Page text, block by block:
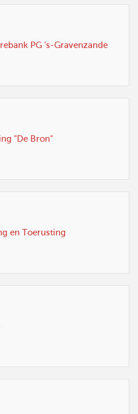
PG 's-Gravenzande
"De Bron"
en Toerusting